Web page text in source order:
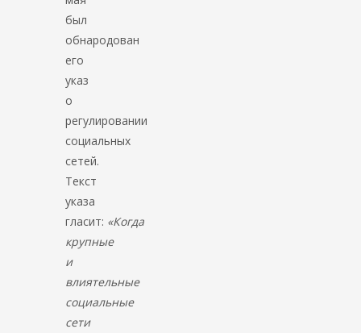
был
обнародован
его
указ
о
регулировании
социальных
сетей.
Текст
указа
гласит: «Когда
крупные
и
влиятельные
социальные
сети